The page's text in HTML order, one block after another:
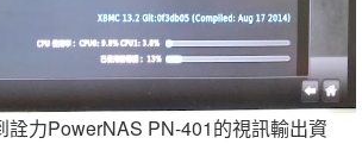
力PowerNAS PN-401的視訊輸出資